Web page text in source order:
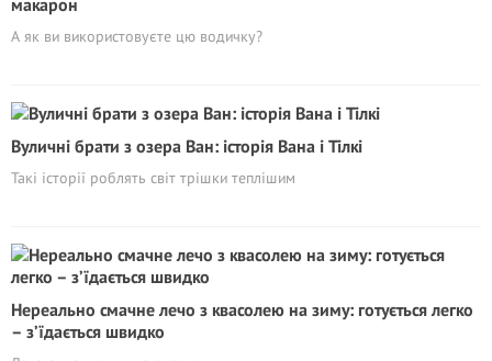
макарон
А як ви використовуєте цю водичку?
Вуличні брати з озера Ван: історія Вана і Тілкі
Такі історії роблять світ трішки теплішим
Нереально смачне лечо з квасолею на зиму: готується легко
– з’їдається швидко